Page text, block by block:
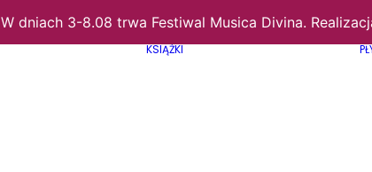
W dniach 3-8.08 trwa Festiwal Musica Divina.
KSIĄŻKI